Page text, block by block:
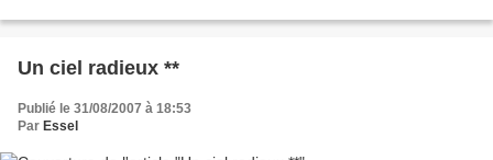
Un ciel radieux **
Publié le 31/08/2007 à 18:53
Par Essel